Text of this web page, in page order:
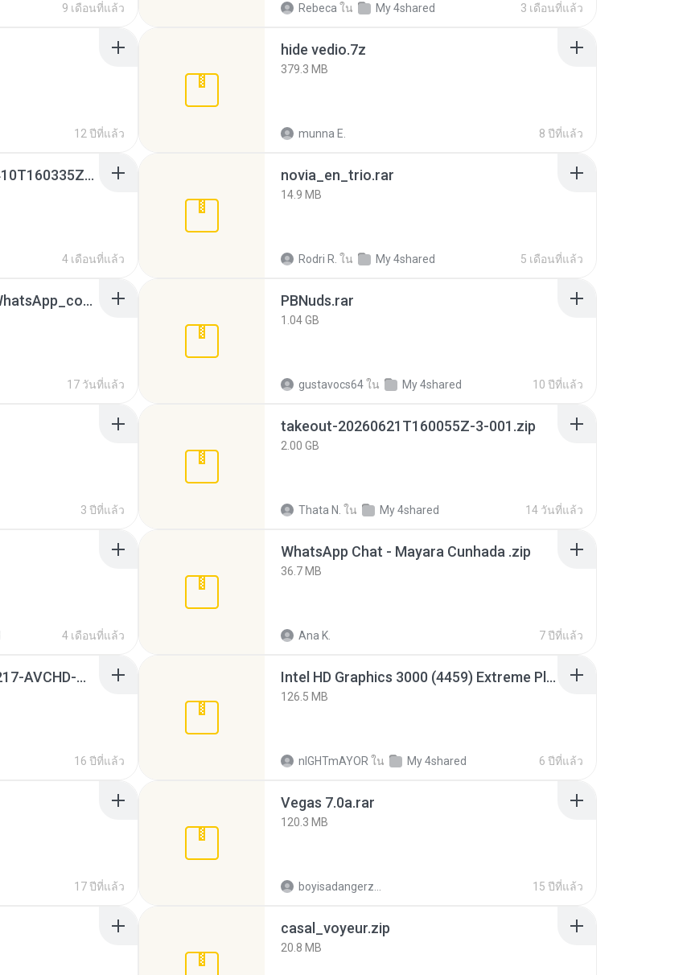
9 เดือนที่แล้ว Rebeca ใน My 4shared 3 เดือนที่แล้ว
12 ปีที่แล้ว
hide vedio.7z
379.3 MB
munna E. 8 ปีที่แล้ว
whatsapp backups -20260410T160335Z-3-001.zip
4 เดือนที่แล้ว
novia_en_trio.rar
14.9 MB
Rodri R. ใน My 4shared 5 เดือนที่แล้ว
65536533_Conversa_do_WhatsApp_com_Meu_Esposo.zip
17 วันที่แล้ว
PBNuds.rar
1.04 GB
gustavocs64ใน My 4shared 10 ปีที่แล้ว
3 ปีที่แล้ว
takeout-20260621T160055Z-3-001.zip
2.00 GB
Thata N. ใน My 4shared 14 วันที่แล้ว
4 เดือนที่แล้ว
WhatsApp Chat - Mayara Cunhada .zip
36.7 MB
Ana K. 7 ปีที่แล้ว
Sony Vegas Pro 8.0b Build 217-AVCHD-MPG-AC3 FIXED.7z
16 ปีที่แล้ว
Intel HD Graphics 3000 (4459) Extreme Plus 2.0.zip
126.5 MB
nIGHTmAYOR ใน My 4shared 6 ปีที่แล้ว
17 ปีที่แล้ว
Vegas 7.0a.rar
120.3 MB
15 ปีที่แล้ว
casal_voyeur.zip
20.8 MB